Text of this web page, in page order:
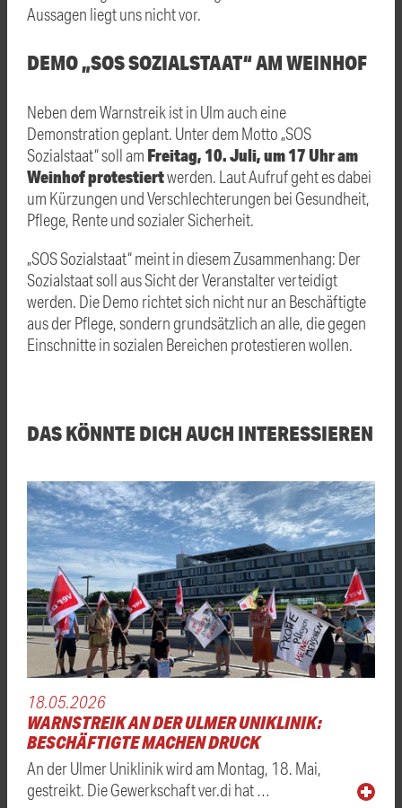
Aussagen liegt uns nicht vor.
DEMO „SOS SOZIALSTAAT“ AM WEINHOF
Neben dem Warnstreik ist in Ulm auch eine
Demonstration geplant. Unter dem Motto „SOS
Sozialstaat“ soll am Freitag, 10. Juli, um 17 Uhr am
Weinhof protestiertwerden. Laut Aufruf geht es dabei
um Kürzungen und Verschlechterungen bei Gesundheit,
Pflege, Rente und sozialer Sicherheit.
„SOS Sozialstaat“ meint in diesem Zusammenhang: Der
Sozialstaat soll aus Sicht der Veranstalter verteidigt
werden. Die Demo richtet sich nicht nur an Beschäftigte
aus der Pflege, sondern grundsätzlich an alle, die gegen
Einschnitte in sozialen Bereichen protestieren wollen.
DAS KÖNNTE DICH AUCH INTERESSIEREN
18.05.2026
WARNSTREIK AN DER ULMER UNIKLINIK:
BESCHÄFTIGTE MACHEN DRUCK
An der Ulmer Uniklinik wird am Montag, 18. Mai,
gestreikt. Die Gewerkschaft ver.di hat …